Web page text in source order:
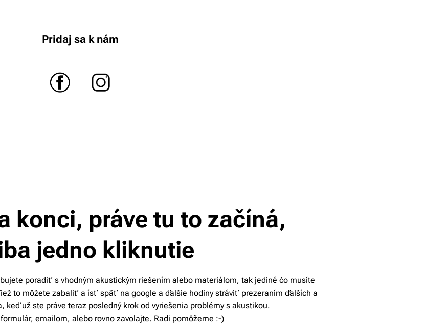
Pridaj sa k nám
konci, práve tu to začíná,
jedno kliknutie
poradiť s vhodným akustickým riešením alebo materiálom, tak jediné čo musíte
to môžete zabaliť a ísť späť na google a ďalšie hodiny stráviť prezeraním ďalších a
keď už ste práve teraz posledný krok od vyriešenia problémy s akustikou.
emailom, alebo rovno zavolajte. Radi pomôžeme :-)